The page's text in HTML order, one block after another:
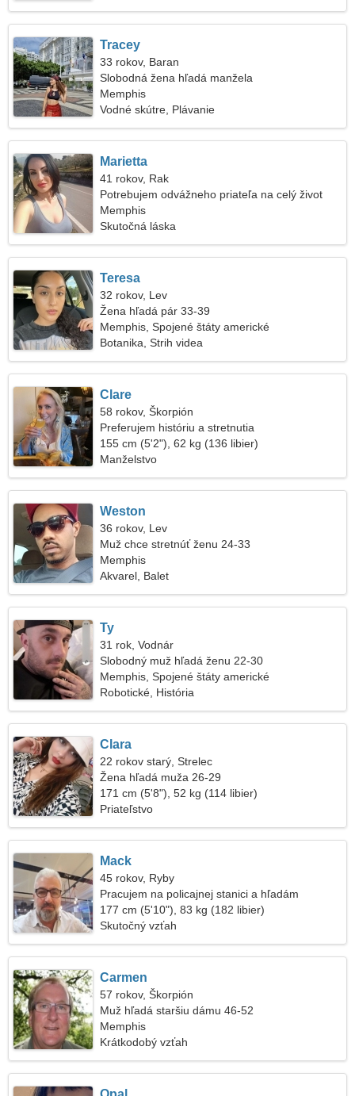
Tracey
33 rokov, Baran
Slobodná žena hľadá manžela
Memphis
Vodné skútre, Plávanie
Marietta
41 rokov, Rak
Potrebujem odvážneho priateľa na celý život
Memphis
Skutočná láska
Teresa
32 rokov, Lev
Žena hľadá pár 33-39
Memphis, Spojené štáty americké
Botanika, Strih videa
Clare
58 rokov, Škorpión
Preferujem históriu a stretnutia
155 cm (5'2"), 62 kg (136 libier)
Manželstvo
Weston
36 rokov, Lev
Muž chce stretnúť ženu 24-33
Memphis
Akvarel, Balet
Ty
31 rok, Vodnár
Slobodný muž hľadá ženu 22-30
Memphis, Spojené štáty americké
Robotické, História
Clara
22 rokov starý, Strelec
Žena hľadá muža 26-29
171 cm (5'8"), 52 kg (114 libier)
Priateľstvo
Mack
45 rokov, Ryby
Pracujem na policajnej stanici a hľadám
priateľskú ženu
177 cm (5'10"), 83 kg (182 libier)
Skutočný vzťah
Carmen
57 rokov, Škorpión
Muž hľadá staršiu dámu 46-52
Memphis
Krátkodobý vzťah